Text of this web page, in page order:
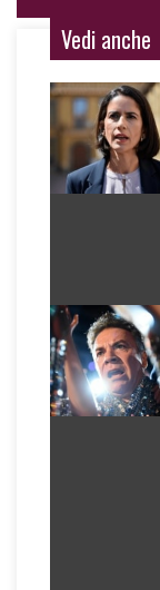
Vedi anche